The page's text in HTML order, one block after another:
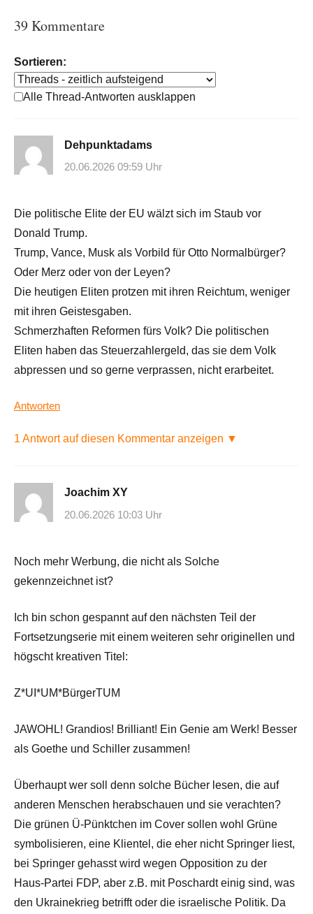
39 Kommentare
Sortieren:
Alle Thread-Antworten ausklappen
Dehpunktadams
20.06.2026 09:59 Uhr
Die politische Elite der EU wälzt sich im Staub vor
Donald Trump.
Trump, Vance, Musk als Vorbild für Otto Normalbürger?
Oder Merz oder von der Leyen?
Die heutigen Eliten protzen mit ihren Reichtum, weniger
mit ihren Geistesgaben.
Schmerzhaften Reformen fürs Volk? Die politischen
Eliten haben das Steuerzahlergeld, das sie dem Volk
abpressen und so gerne verprassen, nicht erarbeitet.
Antworten
1 Antwort auf diesen Kommentar anzeigen ▼
Joachim XY
20.06.2026 10:03 Uhr
Noch mehr Werbung, die nicht als Solche
gekennzeichnet ist?
Ich bin schon gespannt auf den nächsten Teil der
Fortsetzungserie mit einem weiteren sehr originellen und
högscht kreativen Titel:
Z*UI*UM*BürgerTUM
JAWOHL! Grandios! Brilliant! Ein Genie am Werk! Besser
als Goethe und Schiller zusammen!
Überhaupt wer soll denn solche Bücher lesen, die auf
anderen Menschen herabschauen und sie verachten?
Die grünen Ü-Pünktchen im Cover sollen wohl Grüne
symbolisieren, eine Klientel, die eher nicht Springer liest,
bei Springer gehasst wird wegen Opposition zu der
Haus-Partei FDP, aber z.B. mit Poschardt einig sind, was
den Ukrainekrieg betrifft oder die israelische Politik. Da